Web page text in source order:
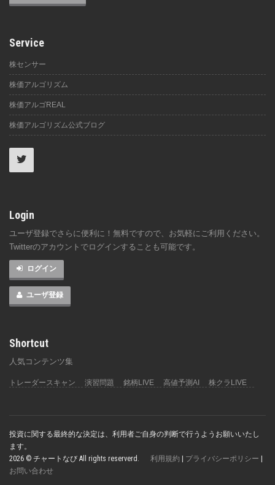
Service
株センサー
株価アルゴリズム
株価アルゴREAL
株価アルゴリズム公式ブログ
Login
ユーザ登録でさらに便利に！無料ですので、お気軽にご利用ください。
Twitterのアカウントでログインすることも可能です。
ログイン
ユーザ登録
Shortcut
人気コンテンツ集
トレーダースキャン 演習問題 銘柄LIVE 高値予測AI 株クラLIVE
投資に関する最終的な決定は、利用者ご自身の判断で行うようお願いいたし
ます。
2026 © チャートなび All rights reserverd. 利用規約 プライバシーポリシー
お問い合わせ